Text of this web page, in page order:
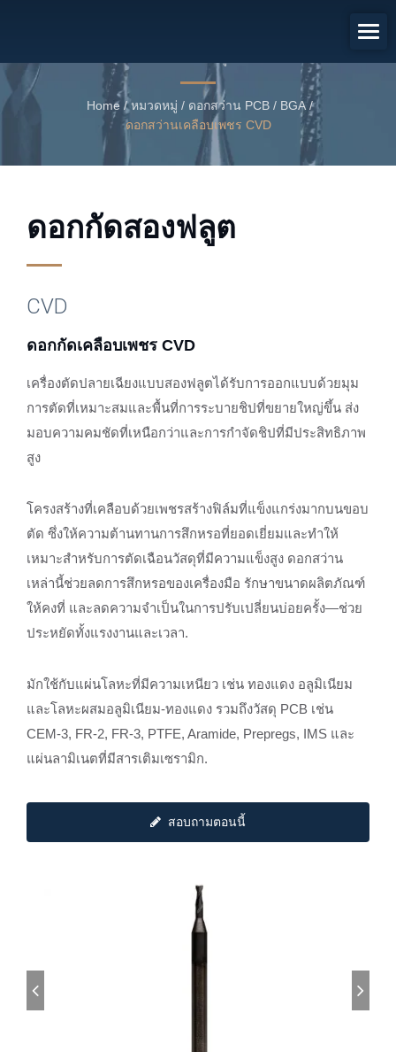
Home / หมวดหมู่ / ดอกสว่าน PCB / BGA /
ดอกสว่านเคลือบเพชร CVD
ดอกกัดสองฟลูต
CVD
ดอกกัดเคลือบเพชร CVD
เครื่องตัดปลายเฉียงแบบสองฟลูตได้รับการออกแบบด้วยมุม
การตัดที่เหมาะสมและพื้นที่การระบายชิปที่ขยายใหญ่ขึ้น ส่ง
มอบความคมชัดที่เหนือกว่าและการกำจัดชิปที่มีประสิทธิภาพ
สูง
โครงสร้างที่เคลือบด้วยเพชรสร้างฟิล์มที่แข็งแกร่งมากบนขอบ
ตัด ซึ่งให้ความต้านทานการสึกหรอที่ยอดเยี่ยมและทำให้
เหมาะสำหรับการตัดเฉือนวัสดุที่มีความแข็งสูง ดอกสว่าน
เหล่านี้ช่วยลดการสึกหรอของเครื่องมือ รักษาขนาดผลิตภัณฑ์
ให้คงที่ และลดความจำเป็นในการปรับเปลี่ยนบ่อยครั้ง—ช่วย
ประหยัดทั้งแรงงานและเวลา.
มักใช้กับแผ่นโลหะที่มีความเหนียว เช่น ทองแดง อลูมิเนียม
และโลหะผสมอลูมิเนียม-ทองแดง รวมถึงวัสดุ PCB เช่น
CEM-3, FR-2, FR-3, PTFE, Aramide, Prepregs, IMS และ
แผ่นลามิเนตที่มีสารเติมเซรามิก.
สอบถามตอนนี้